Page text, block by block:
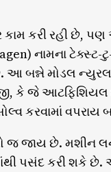
કરી રહી છે, પણ
નામના ટેક્સ્ટ-
બન્ને મોડલ ન્યુરલ
કે જે
કરવામાં વપરાય
જ જાય છે. મશીન
પસંદ કરી શકે છે.